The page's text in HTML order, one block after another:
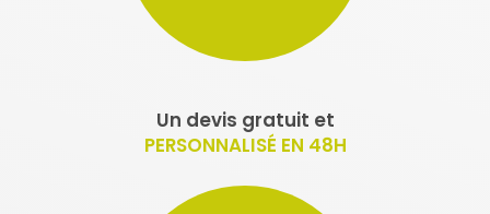
Un devis gratuit et
PERSONNALISÉ EN 48H